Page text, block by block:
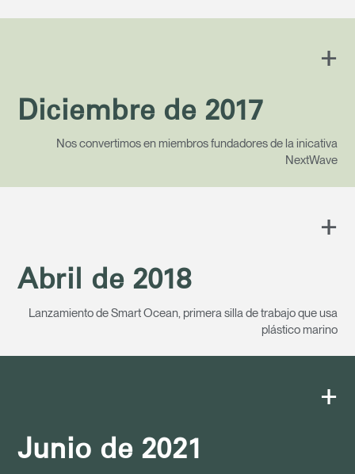
+
Diciembre de 2017
Nos convertimos en miembros fundadores de la inicativa
NextWave
+
Abril de 2018
Lanzamiento de Smart Ocean, primera silla de trabajo que usa
plástico marino
+
Junio de 2021